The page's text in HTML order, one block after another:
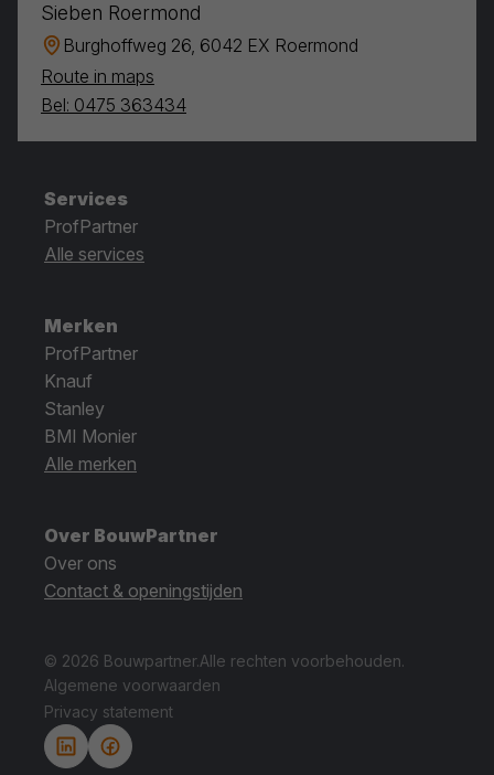
Sieben Roermond
Burghoffweg 26, 6042 EX Roermond
Route in maps
Bel: 0475 363434
Services
ProfPartner
Alle services
Merken
ProfPartner
Knauf
Stanley
BMI Monier
Alle merken
Over BouwPartner
Over ons
Contact & openingstijden
© 2026 Bouwpartner.Alle rechten voorbehouden.
Algemene voorwaarden
Privacy statement